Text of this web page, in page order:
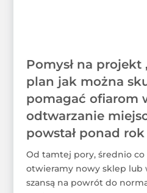
Pomysł na projekt
plan jak można
pomagać ofiarom
odtwarzanie
powstał ponad
Od tamtej pory, średnio
otwieramy nowy sklep lub
szansą na powrót do